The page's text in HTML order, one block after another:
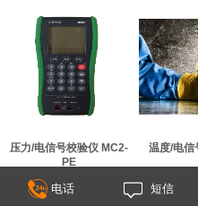
压力/电信号校验仪 MC2-
PE
温度/电信
电话 短信